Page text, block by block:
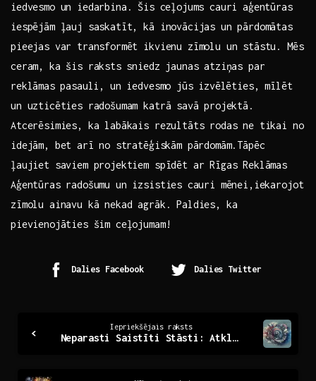
iedvesmo un ‍iedarbina. ⁣Šis ‍ceļojums cauri aģentūras⁢
iespējām ļauj saskatīt, kā inovācijas un pārdomātas‌
pieejas var transformēt ikvienu zīmolu un stāstu. Mēs
ceram, ka šis raksts⁣ sniedz jaunas atziņas par
reklāmas ⁣pasauli, un ‌iedvesmo jūs ⁢izvēlēties, mīlēt
un uzticēties radošumam katrā ⁤savā projektā.
Atcerēsimies, ka labākais rezultāts rodas ne tikai no‍
idejām, bet arī ⁣no ‌stratēģiskām pārdomām.Tāpēc
ļaujiet‌ saviem projektiem spīdēt ar‍ Rīgas Reklāmas
Aģentūras radošumu un ​izsisties ⁢cauri mēnei,iekarojot
zīmolu ainavu kā nekad agrāk.‌ Paldies, ka
‌pievienojāties šim‌ ceļojumam!
Dalies Facebook Dalies Twitter
Reading
Iepriekšējais raksts
Neparasti Saistīti Stāsti: Atklājot Dzīves Noslēpumus